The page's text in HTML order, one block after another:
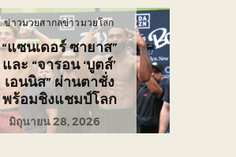
ข่าวมวยสากลข่าวมวยโลก
“แซนเดอร์ ซายาส”
และ “จารอน ‘บูตส์’
เอนนิส” ผ่านตาชั่ง
พร้อมชิงแชมป์โลก
มิถุนายน 28, 2026